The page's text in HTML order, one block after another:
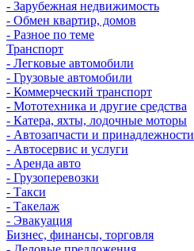
- Зарубежная недвижимость
- Обмен квартир, домов
- Разное по теме
Транспорт
- Легковые автомобили
- Грузовые автомобили
- Коммерческий транспорт
- Мототехника и другие средства
- Катера, яхты, лодочные моторы
- Автозапчасти и принадлежности
- Автосервис и услуги
- Аренда авто
- Грузоперевозки
- Такси
- Такелаж
- Эвакуация
Бизнес, финансы, торговля